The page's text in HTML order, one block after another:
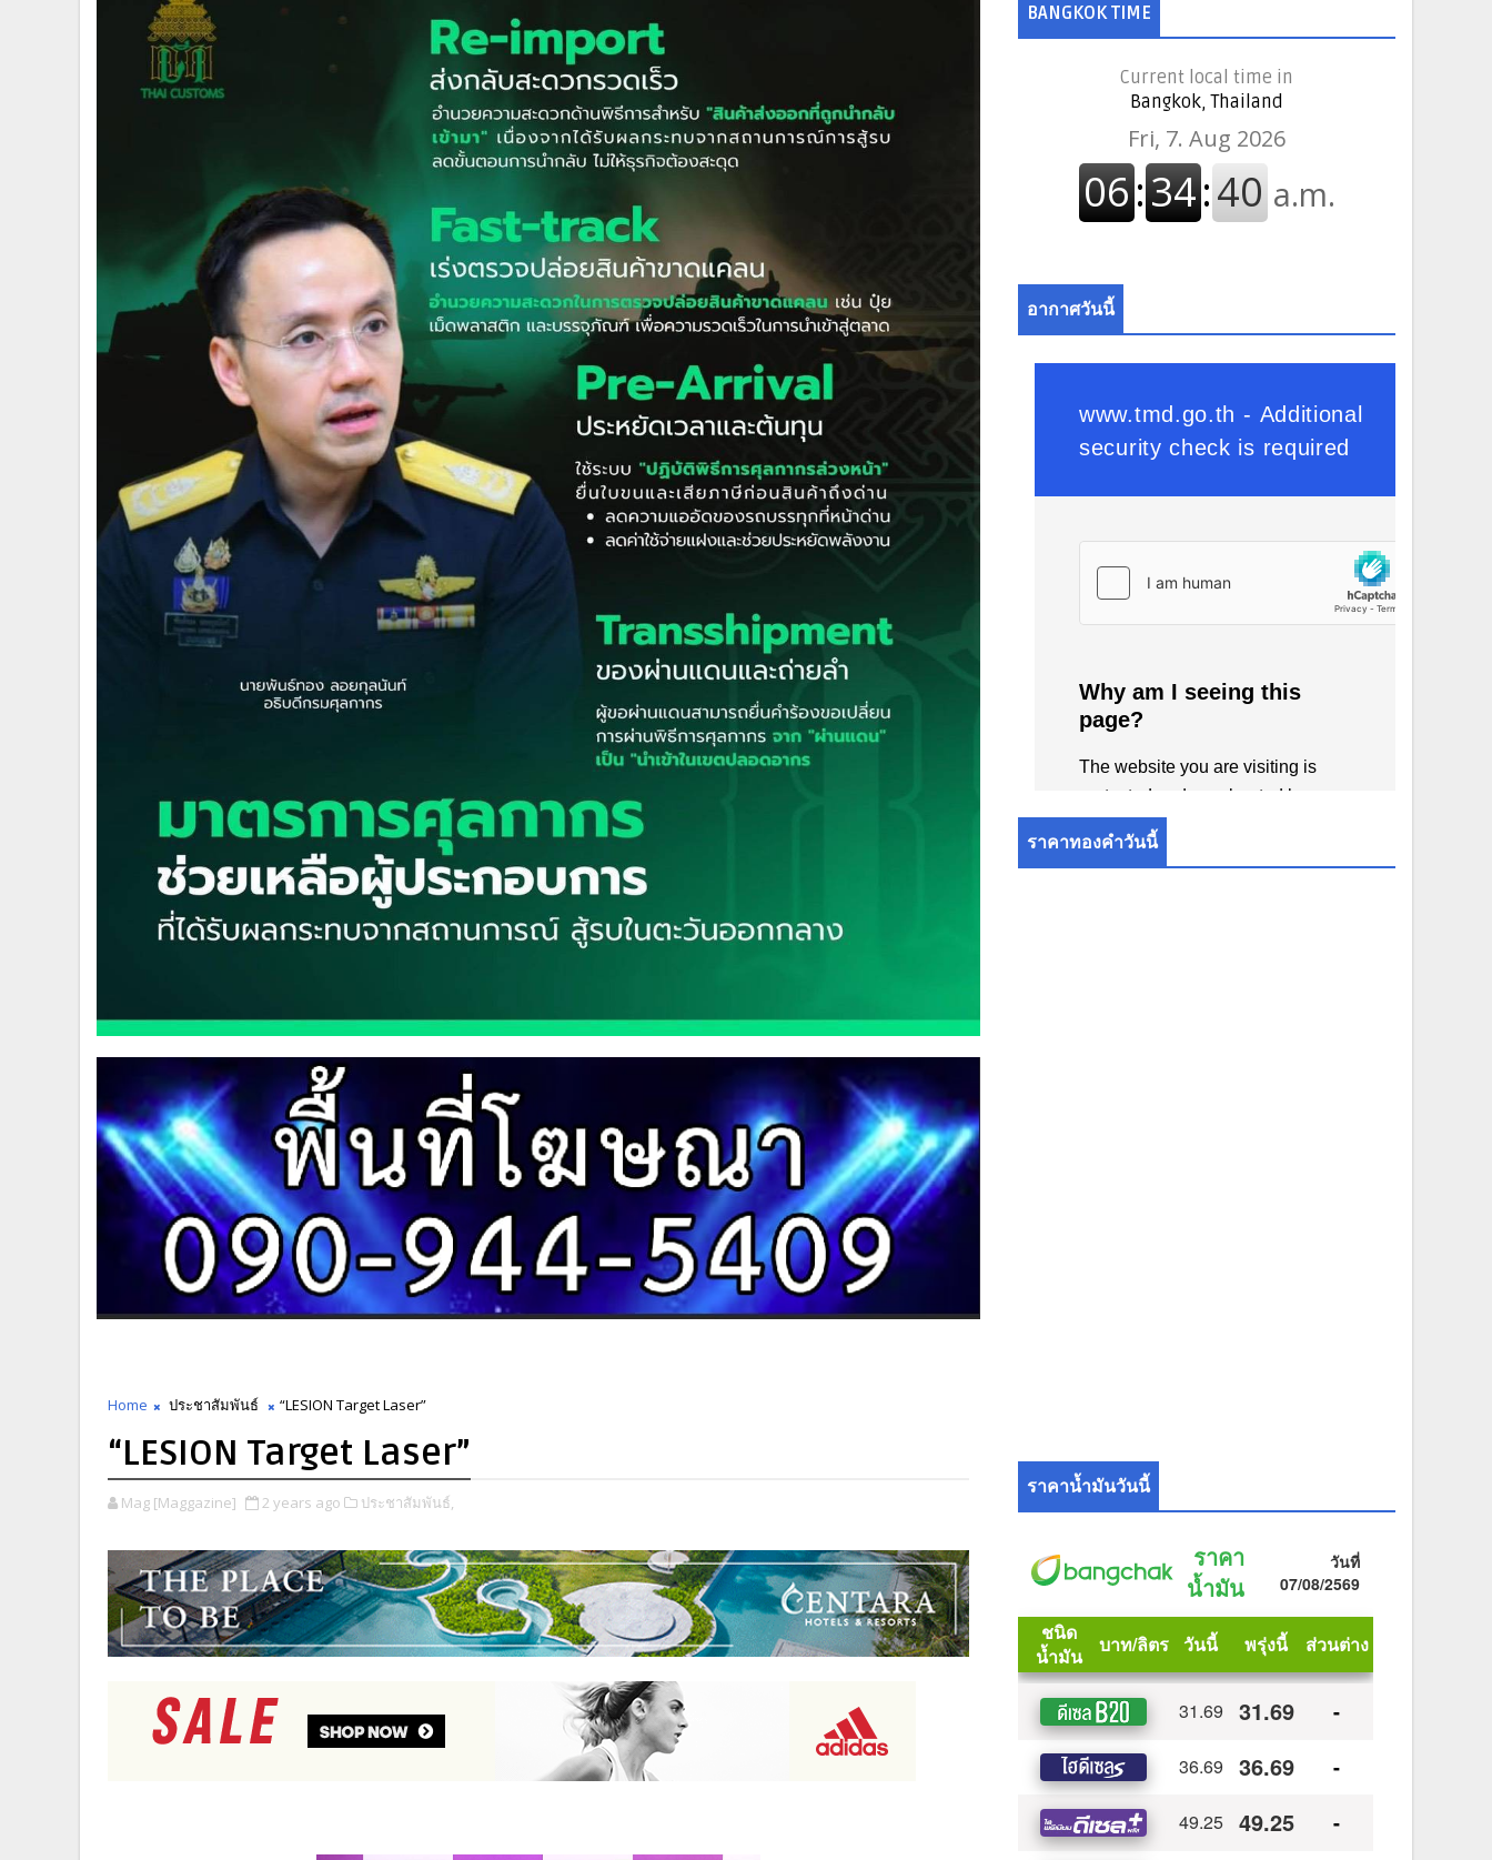
Home ประชาสัมพันธ์ “LESION Target Laser”
“LESION Target Laser”
Mag [Maggazine] 2 years ago ประชาสัมพันธ์,
BANGKOK TIME
Current local time in
Bangkok, Thailand
อากาศวันนี้
ราคาทองคำวันนี้
ราคาน้ำมันวันนี้